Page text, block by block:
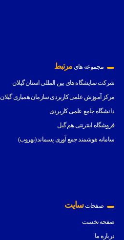
مجموعه های مرتبط
شرکت نمایشگاه های بین المللی استان گیلان
مرکز آموزش علمی کاربردی سازمان همیاری گیلان
دانشگاه جامع علمی کاربردی
فروشگاه اینترنتی هم گیل
سامانه هوشمند جمع آوری پسماند (بهروب)
صفحاتسایت
صفحه نخست
درباره ما